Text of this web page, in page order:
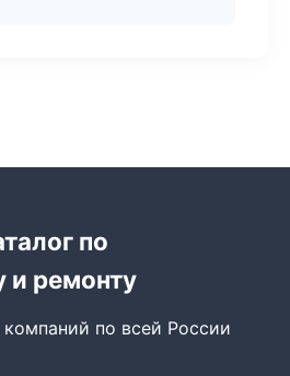
по
и ремонту
по всей России